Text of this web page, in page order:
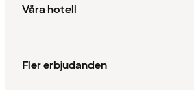
Våra hotell
Fler erbjudanden